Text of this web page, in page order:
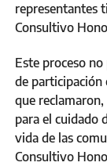
representantes
Consultivo
Este proceso
de participación
que
para el cuidado
vida de las
Consultivo